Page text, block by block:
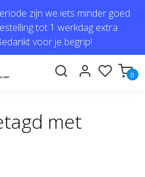
zijn we iets minder goed
tot 1 werkdag extra
voor je begrip!
0
met